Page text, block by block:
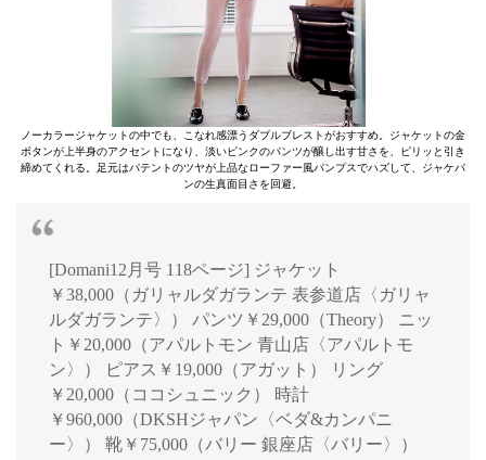
ノーカラージャケットの中でも、こなれ感漂うダブルブレストがおすすめ。ジャケットの金
ボタンが上半身のアクセントになり、淡いピンクのパンツが醸し出す甘さを、ピリッと引き
締めてくれる。足元はパテントのツヤが上品なローファー風パンプスでハズして、ジャケパ
ンの生真面目さを回避。
[Domani12月号 118ページ] ジャケット
￥38,000（ガリャルダガランテ 表参道店〈ガリャ
ルダガランテ〉） パンツ￥29,000（Theory） ニッ
ト￥20,000（アパルトモン 青山店〈アパルトモ
ン〉） ピアス￥19,000（アガット） リング
￥20,000（ココシュニック） 時計
￥960,000（DKSHジャパン〈ベダ&カンパニ
ー〉） 靴￥75,000（バリー 銀座店〈バリー〉）